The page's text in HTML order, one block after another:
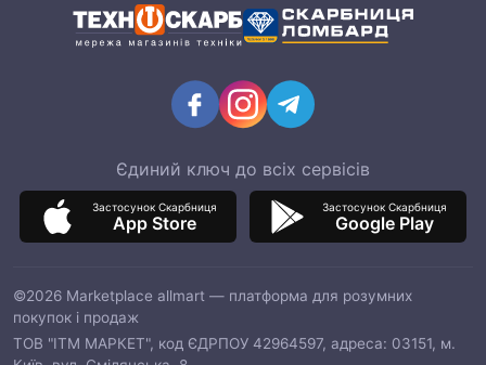
Єдиний ключ до всіх сервісів
Застосунок Скарбниця
App Store
Застосунок Скарбниця
Google Play
©2026 Marketplace allmart — платформа для розумних
покупок і продаж
ТОВ "ІТМ МАРКЕТ", код ЄДРПОУ 42964597, адреса: 03151, м.